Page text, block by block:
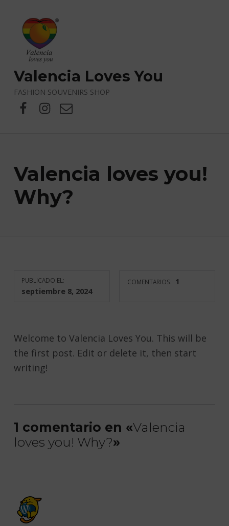
Valencia Loves You
FASHION SOUVENIRS SHOP
Facebook
X Correo electrónico
Valencia loves you!
Why?
PUBLICADO EL:
septiembre 8, 2024
COMENTARIOS: 1
Welcome to Valencia Loves You. This will be
the first post. Edit or delete it, then start
writing!
Volver a la navegación principal
1 comentario en «Valencia
loves you! Why?»